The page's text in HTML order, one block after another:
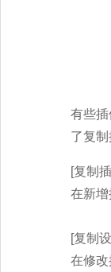
有些
了复
[复制
在新增
[复制
在修改